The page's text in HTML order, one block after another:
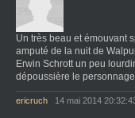
Un très beau et émouvant
amputé de la nuit de
Erwin Schrott un peu
dépoussière le
ericruch 14 mai 2014